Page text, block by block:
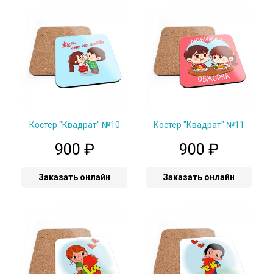
Костер "Квадрат" №10
900 ₽
Заказать онлайн
Костер "Квадрат" №11
900 ₽
Заказать онлайн